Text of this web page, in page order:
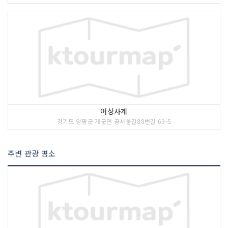
어싱사계
경기도 양평군 개군면 공서울길88번길 63-5
주변 관광 명소